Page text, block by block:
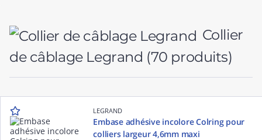
Collier
de câblage Legrand (70 produits)
LEGRAND
Embase adhésive incolore Colring pour
colliers largeur 4,6mm maxi